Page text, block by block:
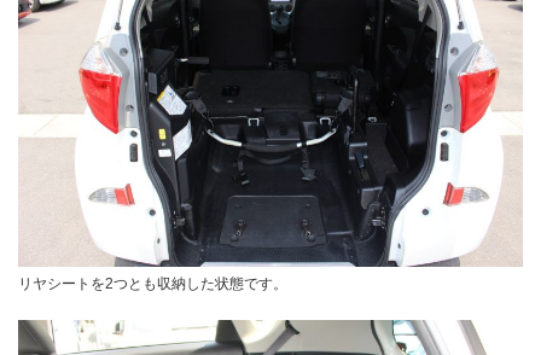
リヤシートを2つとも収納した状態です。